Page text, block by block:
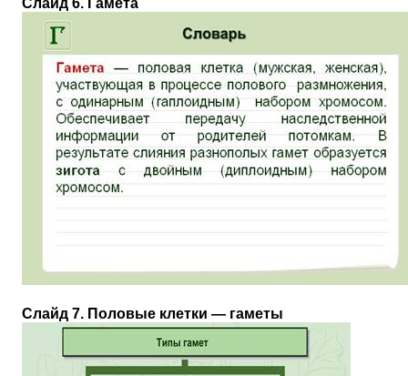
Слайд 6. Гамета
Слайд 7. Половые клетки — гаметы